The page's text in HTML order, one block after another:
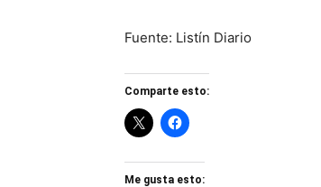
Fuente: Listín Diario
Comparte esto:
Me gusta esto: